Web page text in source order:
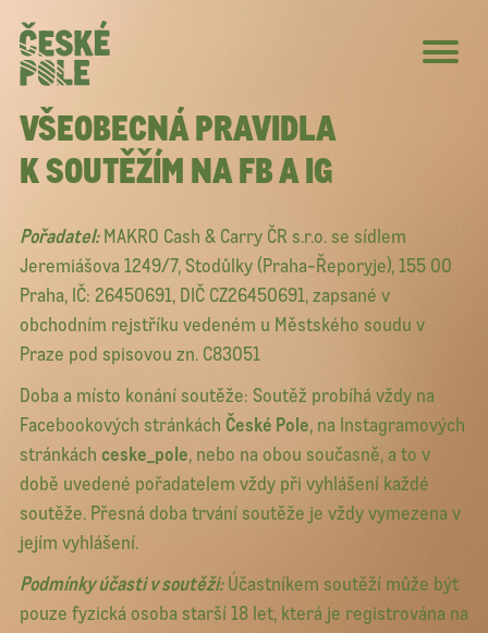
VŠEOBECNÁ PRAVIDLA
K SOUTĚŽÍM NA FB A IG
Pořadatel:MAKRO Cash & Carry ČR s.r.o. se sídlem
Jeremiášova 1249/7, Stodůlky (Praha-Řeporyje), 155 00
Praha, IČ: 26450691, DIČ CZ26450691, zapsané v
obchodním rejstříku vedeném u Městského soudu v
Praze pod spisovou zn. C83051
Doba a místo konání soutěže: Soutěž probíhá vždy na
Facebookových stránkách České Pole, na Instagramových
stránkách ceske_pole, nebo na obou současně, a to v
době uvedené pořadatelem vždy při vyhlášení každé
soutěže. Přesná doba trvání soutěže je vždy vymezena v
jejím vyhlášení.
Podmínky účasti v soutěži:Účastníkem soutěží může být
pouze fyzická osoba starší 18 let, která je registrována na